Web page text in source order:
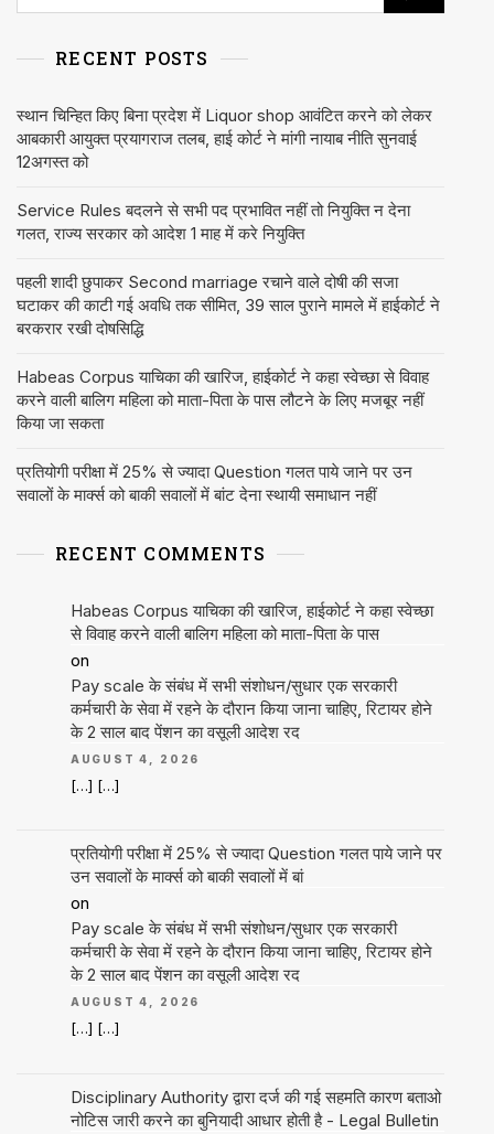
RECENT POSTS
स्थान चिन्हित किए बिना प्रदेश में Liquor shop आवंटित करने को लेकर
आबकारी आयुक्त प्रयागराज तलब, हाई कोर्ट ने मांगी नायाब नीति सुनवाई
12अगस्त को
Service Rules बदलने से सभी पद प्रभावित नहीं तो नियुक्ति न देना
गलत, राज्य सरकार को आदेश 1 माह में करे नियुक्ति
पहली शादी छुपाकर Second marriage रचाने वाले दोषी की सजा
घटाकर की काटी गई अवधि तक सीमित, 39 साल पुराने मामले में हाईकोर्ट ने
बरकरार रखी दोषसिद्धि
Habeas Corpus याचिका की खारिज, हाईकोर्ट ने कहा स्वेच्छा से विवाह
करने वाली बालिग महिला को माता-पिता के पास लौटने के लिए मजबूर नहीं
किया जा सकता
प्रतियोगी परीक्षा में 25% से ज्यादा Question गलत पाये जाने पर उन
सवालों के मार्क्स को बाकी सवालों में बांट देना स्थायी समाधान नहीं
RECENT COMMENTS
Habeas Corpus याचिका की खारिज, हाईकोर्ट ने कहा स्वेच्छा
से विवाह करने वाली बालिग महिला को माता-पिता के पास
on
Pay scale के संबंध में सभी संशोधन/सुधार एक सरकारी
कर्मचारी के सेवा में रहने के दौरान किया जाना चाहिए, रिटायर होने
के 2 साल बाद पेंशन का वसूली आदेश रद
AUGUST 4, 2026
[…] […]
प्रतियोगी परीक्षा में 25% से ज्यादा Question गलत पाये जाने पर
उन सवालों के मार्क्स को बाकी सवालों में बां
on
Pay scale के संबंध में सभी संशोधन/सुधार एक सरकारी
कर्मचारी के सेवा में रहने के दौरान किया जाना चाहिए, रिटायर होने
के 2 साल बाद पेंशन का वसूली आदेश रद
AUGUST 4, 2026
[…] […]
Disciplinary Authority द्वारा दर्ज की गई सहमति कारण बताओ
नोटिस जारी करने का बुनियादी आधार होती है - Legal Bulletin